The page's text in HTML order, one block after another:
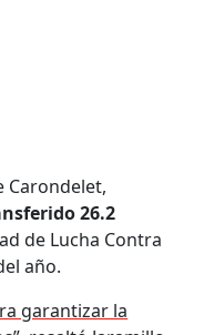
Carondelet,
26.2
de Lucha Contra
año.
garantizar la